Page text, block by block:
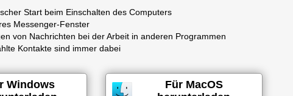
Start beim Einschalten des Computers
Messenger-Fenster
von Nachrichten bei der Arbeit in anderen Programmen
Kontakte sind immer dabei
Windows
Für MacOS